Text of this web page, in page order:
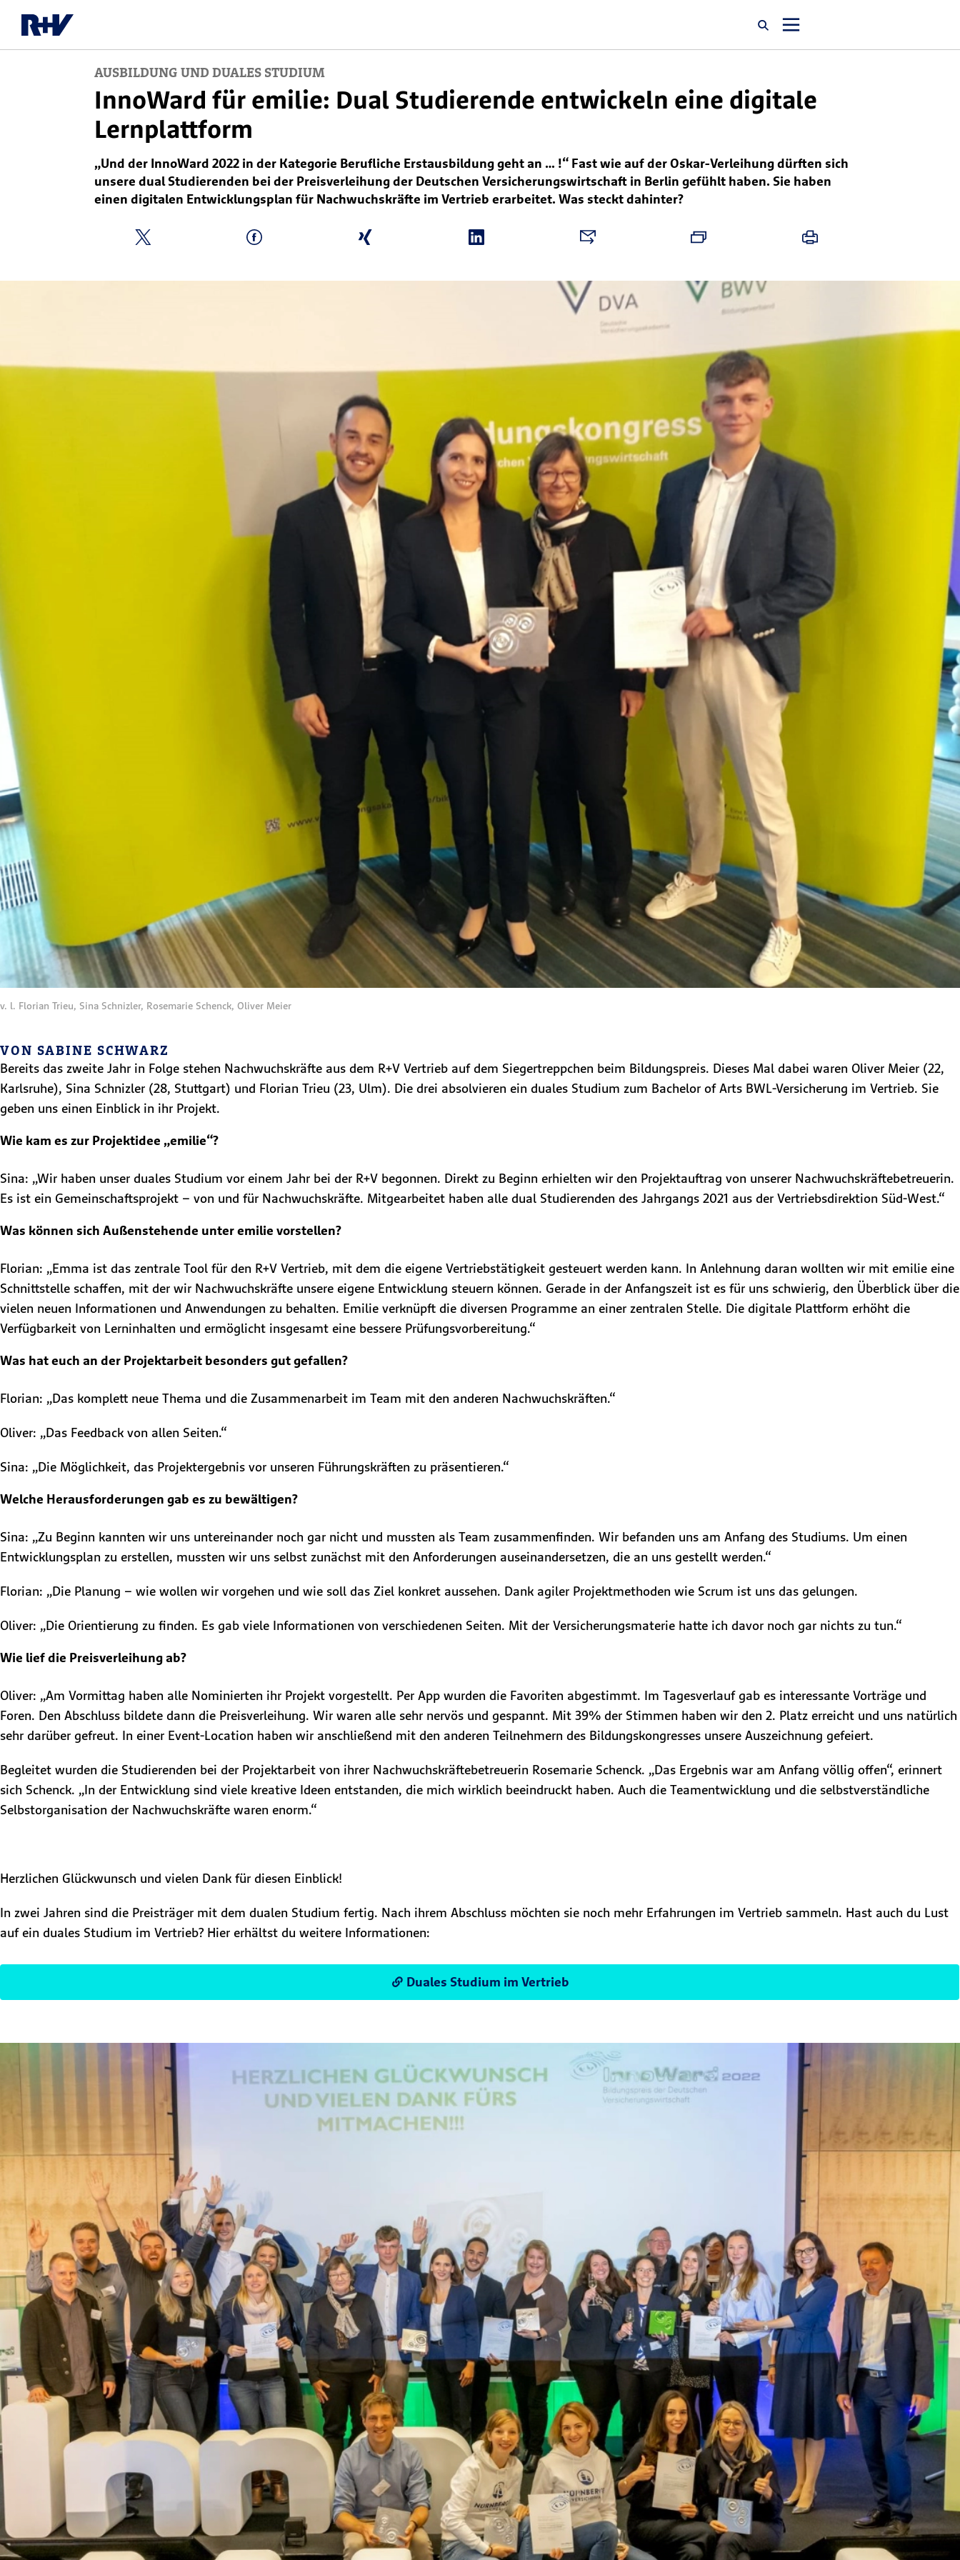
Über uns
AUSBILDUNG UND DUALES STUDIUM
InnoWard für emilie: Dual Studierende entwickeln eine digitale
Lernplattform
„Und der InnoWard 2022 in der Kategorie Berufliche Erstausbildung geht an … !“ Fast wie auf der Oskar-Verleihung dürften sich
unsere dual Studierenden bei der Preisverleihung der Deutschen Versicherungswirtschaft in Berlin gefühlt haben. Sie haben
einen digitalen Entwicklungsplan für Nachwuchskräfte im Vertrieb erarbeitet. Was steckt dahinter?
v. l. Florian Trieu, Sina Schnizler, Rosemarie Schenck, Oliver Meier
VON SABINE SCHWARZ
Bereits das zweite Jahr in Folge stehen Nachwuchskräfte aus dem R+V Vertrieb auf dem Siegertreppchen beim Bildungspreis. Dieses Mal dabei waren Oliver Meier (22,
Karlsruhe), Sina Schnizler (28, Stuttgart) und Florian Trieu (23, Ulm). Die drei absolvieren ein duales Studium zum Bachelor of Arts BWL-Versicherung im Vertrieb. Sie
geben uns einen Einblick in ihr Projekt.
Wie kam es zur Projektidee „emilie“?
Sina: „Wir haben unser duales Studium vor einem Jahr bei der R+V begonnen. Direkt zu Beginn erhielten wir den Projektauftrag von unserer Nachwuchskräftebetreuerin.
Es ist ein Gemeinschaftsprojekt – von und für Nachwuchskräfte. Mitgearbeitet haben alle dual Studierenden des Jahrgangs 2021 aus der Vertriebsdirektion Süd-West.“
Was können sich Außenstehende unter emilie vorstellen?
Florian: „Emma ist das zentrale Tool für den R+V Vertrieb, mit dem die eigene Vertriebstätigkeit gesteuert werden kann. In Anlehnung daran wollten wir mit emilie eine
Schnittstelle schaffen, mit der wir Nachwuchskräfte unsere eigene Entwicklung steuern können. Gerade in der Anfangszeit ist es für uns schwierig, den Überblick über die
vielen neuen Informationen und Anwendungen zu behalten. Emilie verknüpft die diversen Programme an einer zentralen Stelle. Die digitale Plattform erhöht die
Verfügbarkeit von Lerninhalten und ermöglicht insgesamt eine bessere Prüfungsvorbereitung.“
Was hat euch an der Projektarbeit besonders gut gefallen?
Florian: „Das komplett neue Thema und die Zusammenarbeit im Team mit den anderen Nachwuchskräften.“
Oliver: „Das Feedback von allen Seiten.“
Sina: „Die Möglichkeit, das Projektergebnis vor unseren Führungskräften zu präsentieren.“
Welche Herausforderungen gab es zu bewältigen?
Sina: „Zu Beginn kannten wir uns untereinander noch gar nicht und mussten als Team zusammenfinden. Wir befanden uns am Anfang des Studiums. Um einen
Entwicklungsplan zu erstellen, mussten wir uns selbst zunächst mit den Anforderungen auseinandersetzen, die an uns gestellt werden.“
Florian: „Die Planung – wie wollen wir vorgehen und wie soll das Ziel konkret aussehen. Dank agiler Projektmethoden wie Scrum ist uns das gelungen.
Oliver: „Die Orientierung zu finden. Es gab viele Informationen von verschiedenen Seiten. Mit der Versicherungsmaterie hatte ich davor noch gar nichts zu tun.“
Wie lief die Preisverleihung ab?
Oliver: „Am Vormittag haben alle Nominierten ihr Projekt vorgestellt. Per App wurden die Favoriten abgestimmt. Im Tagesverlauf gab es interessante Vorträge und
Foren. Den Abschluss bildete dann die Preisverleihung. Wir waren alle sehr nervös und gespannt. Mit 39% der Stimmen haben wir den 2. Platz erreicht und uns natürlich
sehr darüber gefreut. In einer Event-Location haben wir anschließend mit den anderen Teilnehmern des Bildungskongresses unsere Auszeichnung gefeiert.
Begleitet wurden die Studierenden bei der Projektarbeit von ihrer Nachwuchskräftebetreuerin Rosemarie Schenck. „Das Ergebnis war am Anfang völlig offen“, erinnert
sich Schenck. „In der Entwicklung sind viele kreative Ideen entstanden, die mich wirklich beeindruckt haben. Auch die Teamentwicklung und die selbstverständliche
Selbstorganisation der Nachwuchskräfte waren enorm.“
Herzlichen Glückwunsch und vielen Dank für diesen Einblick!
In zwei Jahren sind die Preisträger mit dem dualen Studium fertig. Nach ihrem Abschluss möchten sie noch mehr Erfahrungen im Vertrieb sammeln. Hast auch du Lust
auf ein duales Studium im Vertrieb? Hier erhältst du weitere Informationen:
Duales Studium im Vertrieb